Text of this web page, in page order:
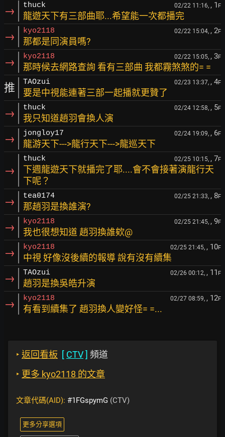
→ thuck 02/22 11:16, , 1 F
龍遊天下有三部曲耶...希望能一次都播完
→ kyo2118 02/22 15:04, , 2F
那都是同演員嗎?
→ kyo2118 02/22 15:05, , 3F
那時候去網路查詢 看有三部曲 我都霧煞煞的= =
推 TAOzui 02/23 13:37, , 4F
要是中視能連著三部一起播就更贊了
→ thuck 02/24 12:58, , 5F
我只知道趙羽會換人演
→ jongloy17 02/24 19:09, , 6F
龍游天下--->龍行天下--->龍巡天下
→
thuck 02/25 10:15, , 7F
下週龍遊天下就播完了耶....會不會接著演龍行天
下呢？
→ tea0174 02/25 21:33, , 8F
那趙羽是換誰演?
→ kyo2118 02/25 21:45, , 9F
我也很想知道 趙羽換誰欸@
→ kyo2118 02/25 21:45, , 10F
中視 好像沒後續的報導 說有沒有續集
→ TAOzui 02/26 00:12, , 11 F
趙羽是換吳皓升演
→ kyo2118 02/27 08:59, , 12F
有看到續集了 趙羽換人變好怪= =...
‣ 返回看板 [ CTV] 頻道
‣ 更多 kyo2118 的文章
文章代碼(AID): #1FGspymG (CTV)
更多分享選項